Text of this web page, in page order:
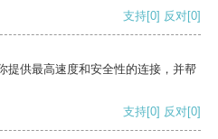
支持[0] 反对[0]
提供最高速度和安全性的连接，并帮
支持[0] 反对[0]